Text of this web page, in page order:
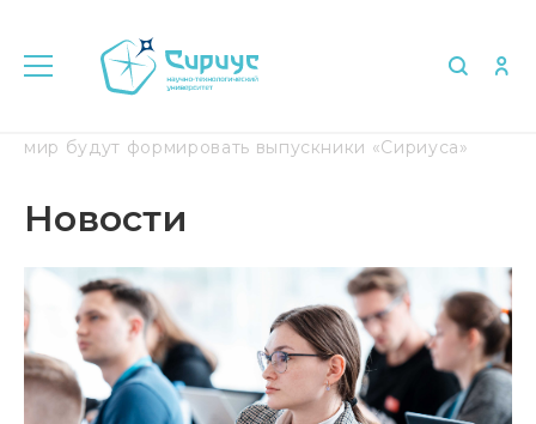
мир будут формировать выпускники «Сириуса»
Новости